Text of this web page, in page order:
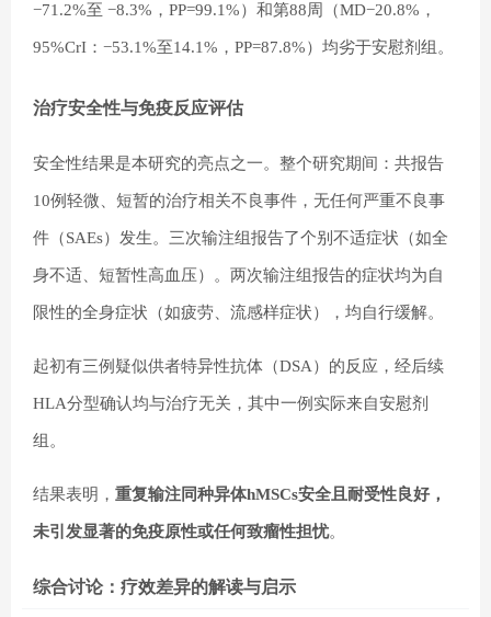
−71.2%至 −8.3%，PP=99.1%）和第88周（MD−20.8%，
95%CrI：−53.1%至14.1%，PP=87.8%）均劣于安慰剂组。
治疗安全性与免疫反应评估
安全性结果是本研究的亮点之一。整个研究期间：共报告
10例轻微、短暂的治疗相关不良事件，无任何严重不良事
件（SAEs）发生。三次输注组报告了个别不适症状（如全
身不适、短暂性高血压）。两次输注组报告的症状均为自
限性的全身症状（如疲劳、流感样症状），均自行缓解。
起初有三例疑似供者特异性抗体（DSA）的反应，经后续
HLA分型确认均与治疗无关，其中一例实际来自安慰剂
组。
结果表明， 重复输注同种异体hMSCs安全且耐受性良好，
未引发显著的免疫原性或任何致瘤性担忧。
综合讨论：疗效差异的解读与启示